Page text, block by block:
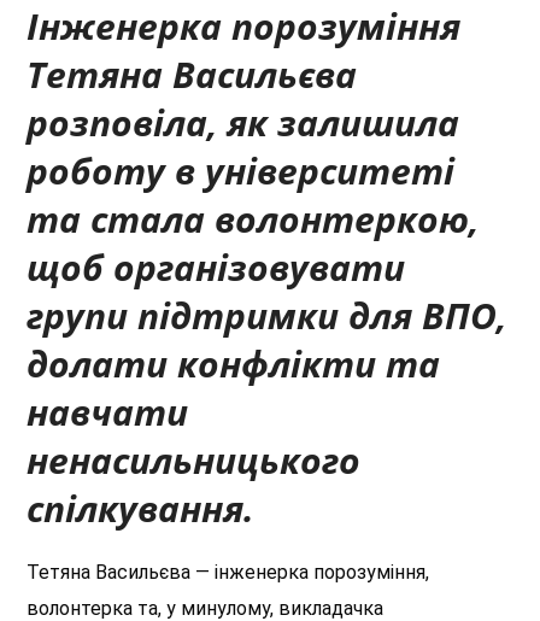
Інженерка порозуміння
Тетяна Васильєва
розповіла, як залишила
роботу в університеті
та стала волонтеркою,
щоб організовувати
групипідтримки для ВПО,
долати конфлікти та
навчати
ненасильницького
спілкування.
Тетяна Васильєва — інженерка порозуміння,
волонтерка та, у минулому, викладачка